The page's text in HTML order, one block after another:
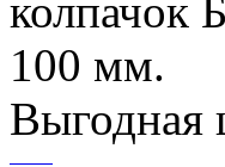
Выгодная